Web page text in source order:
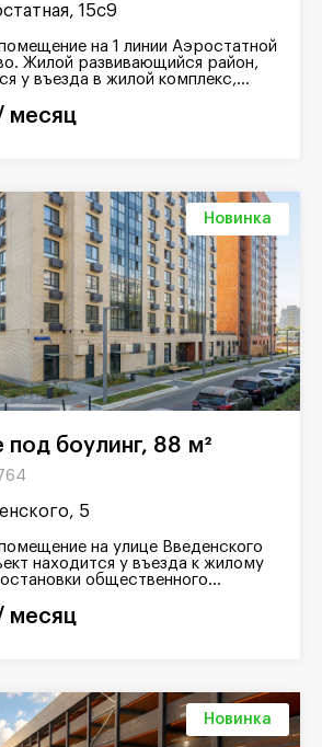
15с9
на 1 линии Аэростатной
Жилой развивающийся район,
у въезда в жилой комплекс,...
месяц
Новинка
под боулинг, 88 м²
5
на улице Введенского
находится у въезда к жилому
общественного...
месяц
Новинка